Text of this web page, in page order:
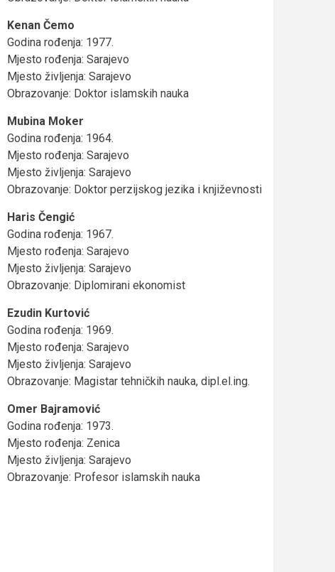
Kenan Čemo
Godina rođenja: 1977.
Mjesto rođenja: Sarajevo
Mjesto življenja: Sarajevo
Obrazovanje: Doktor islamskih nauka
Mubina Moker
Godina rođenja: 1964.
Mjesto rođenja: Sarajevo
Mjesto življenja: Sarajevo
Obrazovanje: Doktor perzijskog jezika i književnosti
Haris Čengić
Godina rođenja: 1967.
Mjesto rođenja: Sarajevo
Mjesto življenja: Sarajevo
Obrazovanje: Diplomirani ekonomist
Ezudin Kurtović
Godina rođenja: 1969.
Mjesto rođenja: Sarajevo
Mjesto življenja: Sarajevo
Obrazovanje: Magistar tehničkih nauka, dipl.el.ing.
Omer Bajramović
Godina rođenja: 1973.
Mjesto rođenja: Zenica
Mjesto življenja: Sarajevo
Obrazovanje: Profesor islamskih nauka